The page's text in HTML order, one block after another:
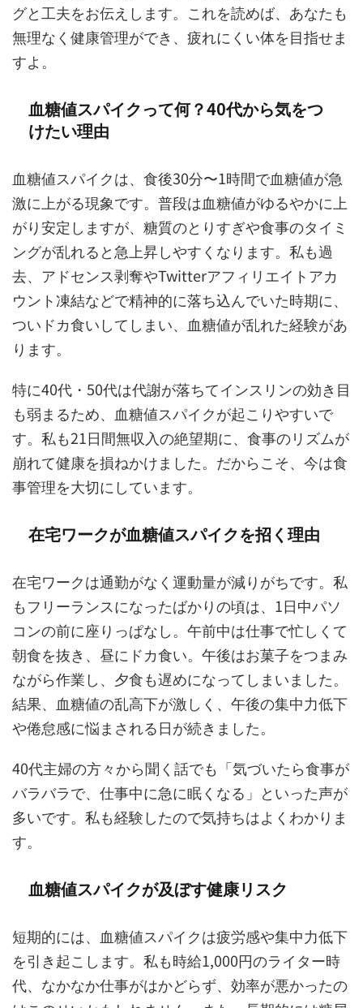
グと工夫をお伝えします。これを読めば、あなたも
無理なく健康管理ができ、疲れにくい体を目指せま
すよ。
血糖値スパイクって何？40代から気をつ
けたい理由
血糖値スパイクは、食後30分〜1時間で血糖値が急
激に上がる現象です。普段は血糖値がゆるやかに上
がり安定しますが、糖質のとりすぎや食事のタイミ
ングが乱れると急上昇しやすくなります。私も過
去、アドセンス剥奪やTwitterアフィリエイトアカ
ウント凍結などで精神的に落ち込んでいた時期に、
ついドカ食いしてしまい、血糖値が乱れた経験があ
ります。
特に40代・50代は代謝が落ちてインスリンの効き目
も弱まるため、血糖値スパイクが起こりやすいで
す。私も21日間無収入の絶望期に、食事のリズムが
崩れて健康を損ねかけました。だからこそ、今は食
事管理を大切にしています。
在宅ワークが血糖値スパイクを招く理由
在宅ワークは通勤がなく運動量が減りがちです。私
もフリーランスになったばかりの頃は、1日中パソ
コンの前に座りっぱなし。午前中は仕事で忙しくて
朝食を抜き、昼にドカ食い。午後はお菓子をつまみ
ながら作業し、夕食も遅めになってしまいました。
結果、血糖値の乱高下が激しく、午後の集中力低下
や倦怠感に悩まされる日が続きました。
40代主婦の方々から聞く話でも「気づいたら食事が
バラバラで、仕事中に急に眠くなる」といった声が
多いです。私も経験したので気持ちはよくわかりま
す。
血糖値スパイクが及ぼす健康リスク
短期的には、血糖値スパイクは疲労感や集中力低下
を引き起こします。私も時給1,000円のライター時
代、なかなか仕事がはかどらず、効率が悪かったの